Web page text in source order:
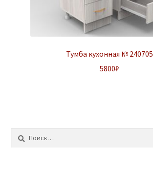
Тумба кухонная № 240705
5800₽
Найти: